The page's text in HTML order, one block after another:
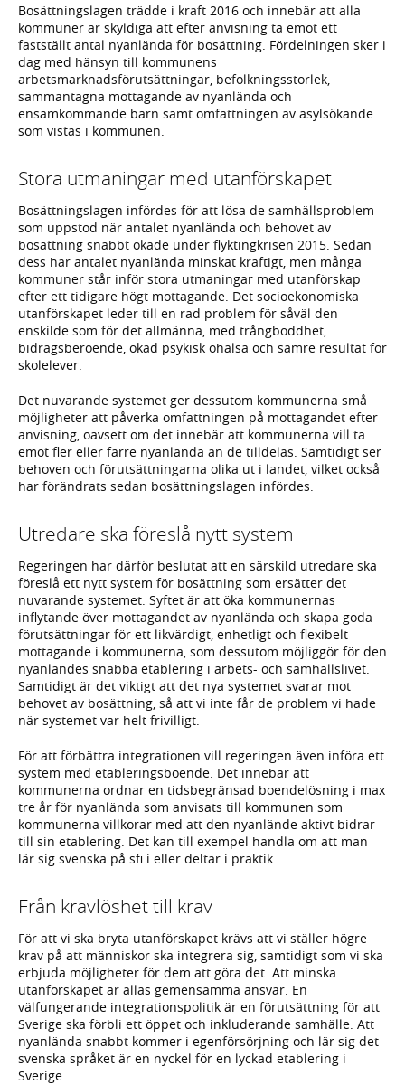
Bosättningslagen trädde i kraft 2016 och innebär att alla
kommuner är skyldiga att efter anvisning ta emot ett
fastställt antal nyanlända för bosättning. Fördelningen sker i
dag med hänsyn till kommunens
arbetsmarknadsförutsättningar, befolkningsstorlek,
sammantagna mottagande av nyanlända och
ensamkommande barn samt omfattningen av asylsökande
som vistas i kommunen.
Stora utmaningar med utanförskapet
Bosättningslagen infördes för att lösa de samhällsproblem
som uppstod när antalet nyanlända och behovet av
bosättning snabbt ökade under flyktingkrisen 2015. Sedan
dess har antalet nyanlända minskat kraftigt, men många
kommuner står inför stora utmaningar med utanförskap
efter ett tidigare högt mottagande. Det socioekonomiska
utanförskapet leder till en rad problem för såväl den
enskilde som för det allmänna, med trångboddhet,
bidragsberoende, ökad psykisk ohälsa och sämre resultat för
skolelever.
Det nuvarande systemet ger dessutom kommunerna små
möjligheter att påverka omfattningen på mottagandet efter
anvisning, oavsett om det innebär att kommunerna vill ta
emot fler eller färre nyanlända än de tilldelas. Samtidigt ser
behoven och förutsättningarna olika ut i landet, vilket också
har förändrats sedan bosättningslagen infördes.
Utredare ska föreslå nytt system
Regeringen har därför beslutat att en särskild utredare ska
föreslå ett nytt system för bosättning som ersätter det
nuvarande systemet. Syftet är att öka kommunernas
inflytande över mottagandet av nyanlända och skapa goda
förutsättningar för ett likvärdigt, enhetligt och flexibelt
mottagande i kommunerna, som dessutom möjliggör för den
nyanländes snabba etablering i arbets- och samhällslivet.
Samtidigt är det viktigt att det nya systemet svarar mot
behovet av bosättning, så att vi inte får de problem vi hade
när systemet var helt frivilligt.
För att förbättra integrationen vill regeringen även införa ett
system med etableringsboende. Det innebär att
kommunerna ordnar en tidsbegränsad boendelösning i max
tre år för nyanlända som anvisats till kommunen som
kommunerna villkorar med att den nyanlände aktivt bidrar
till sin etablering. Det kan till exempel handla om att man
lär sig svenska på sfi i eller deltar i praktik.
Från kravlöshet till krav
För att vi ska bryta utanförskapet krävs att vi ställer högre
krav på att människor ska integrera sig, samtidigt som vi ska
erbjuda möjligheter för dem att göra det. Att minska
utanförskapet är allas gemensamma ansvar. En
välfungerande integrationspolitik är en förutsättning för att
Sverige ska förbli ett öppet och inkluderande samhälle. Att
nyanlända snabbt kommer i egenförsörjning och lär sig det
svenska språket är en nyckel för en lyckad etablering i
Sverige.